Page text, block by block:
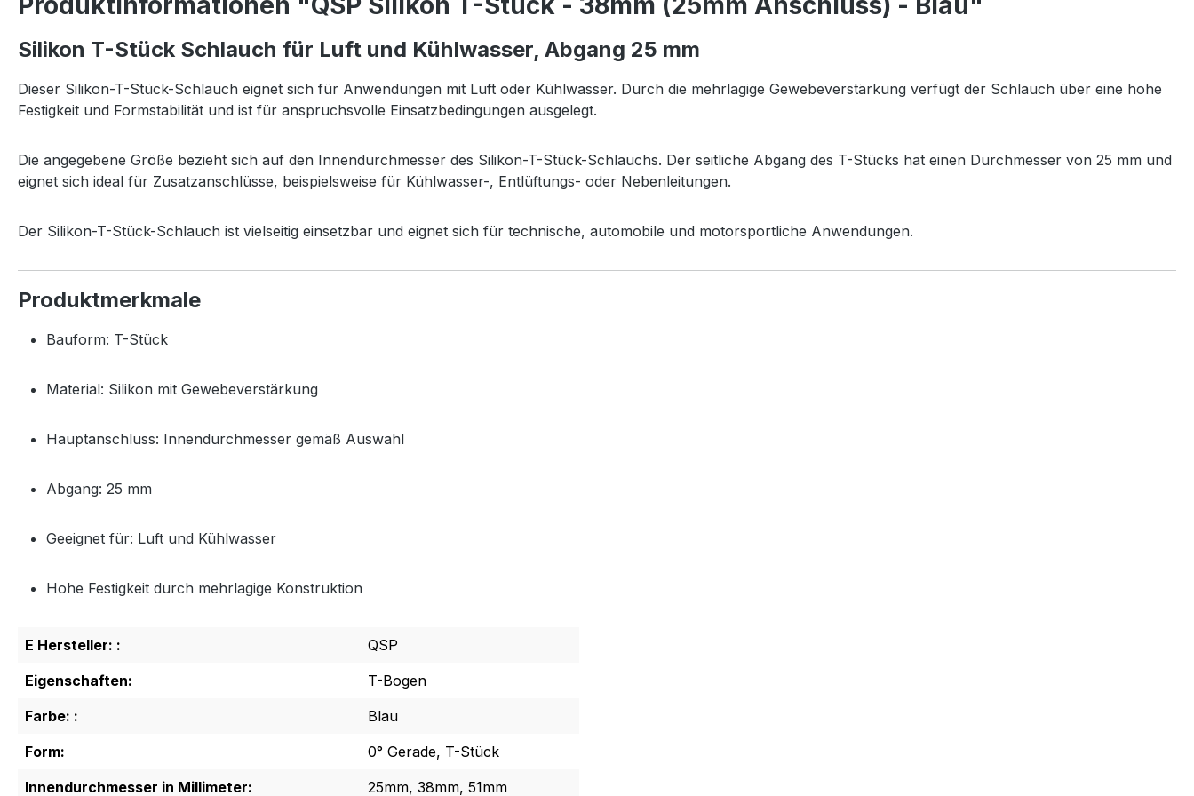
Silikon T-Stück Schlauch für Luft und Kühlwasser, Abgang 25 mm
Dieser Silikon-T-Stück-Schlauch eignet sich für Anwendungen mit Luft oder Kühlwasser. Durch die mehrlagige Gewebeverstärkung verfügt der Schlauch über eine hohe
Festigkeit und Formstabilität und ist für anspruchsvolle Einsatzbedingungen ausgelegt.
Die angegebene Größe bezieht sich auf den Innendurchmesser des Silikon-T-Stück-Schlauchs. Der seitliche Abgang des T-Stücks hat einen Durchmesser von 25 mm und
eignet sich ideal für Zusatzanschlüsse, beispielsweise für Kühlwasser-, Entlüftungs- oder Nebenleitungen.
Der Silikon-T-Stück-Schlauch ist vielseitig einsetzbar und eignet sich für technische, automobile und motorsportliche Anwendungen.
Produktmerkmale
Bauform: T-Stück
Material: Silikon mit Gewebeverstärkung
Hauptanschluss: Innendurchmesser gemäß Auswahl
Abgang: 25 mm
Geeignet für: Luft und Kühlwasser
Hohe Festigkeit durch mehrlagige Konstruktion
E Hersteller: :
QSP
Eigenschaften:
T-Bogen
Farbe: :
Blau
Form:
0° Gerade, T-Stück
Innendurchmesser in Millimeter:
25mm, 38mm, 51mm